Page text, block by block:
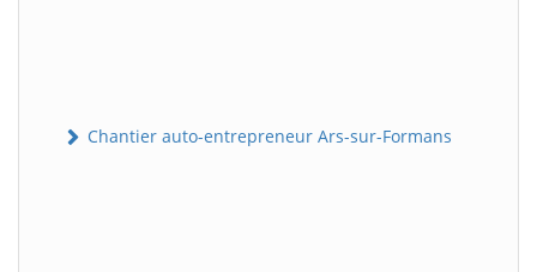
Chantier auto-entrepreneur Ars-sur-Formans